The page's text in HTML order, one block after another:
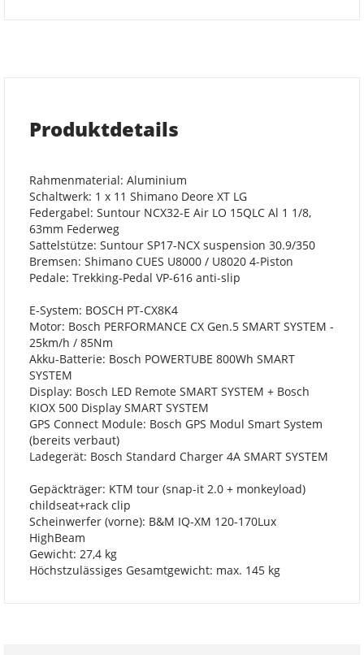
Produktdetails
Rahmenmaterial: Aluminium
Schaltwerk: 1 x 11 Shimano Deore XT LG
Federgabel: Suntour NCX32-E Air LO 15QLC Al 1 1/8,
63mm Federweg
Sattelstütze: Suntour SP17-NCX suspension 30.9/350
Bremsen: Shimano CUES U8000 / U8020 4-Piston
Pedale: Trekking-Pedal VP-616 anti-slip
E-System: BOSCH PT-CX8K4
Motor: Bosch PERFORMANCE CX Gen.5 SMART SYSTEM -
25km/h / 85Nm
Akku-Batterie: Bosch POWERTUBE 800Wh SMART
SYSTEM
Display: Bosch LED Remote SMART SYSTEM + Bosch
KIOX 500 Display SMART SYSTEM
GPS Connect Module: Bosch GPS Modul Smart System
(bereits verbaut)
Ladegerät: Bosch Standard Charger 4A SMART SYSTEM
Gepäckträger: KTM tour (snap-it 2.0 + monkeyload)
childseat+rack clip
Scheinwerfer (vorne): B&M IQ-XM 120-170Lux
HighBeam
Gewicht: 27,4 kg
Höchstzulässiges Gesamtgewicht: max. 145 kg